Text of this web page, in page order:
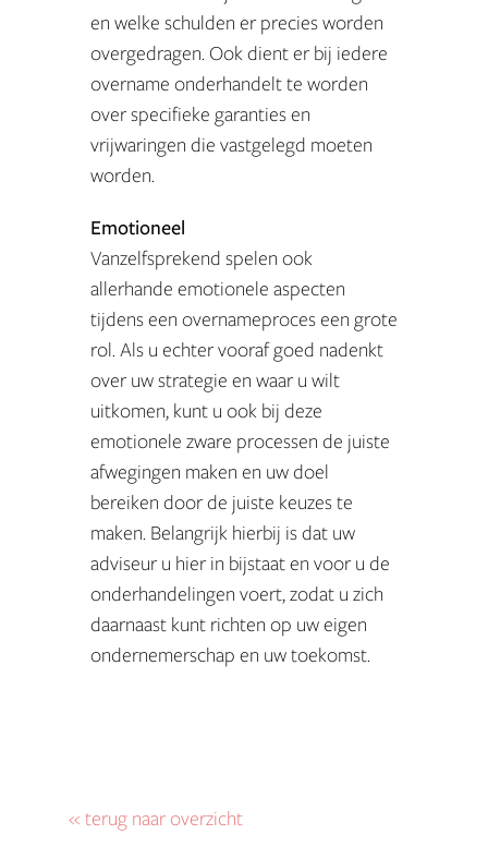
en welke schulden er precies worden
overgedragen. Ook dient er bij iedere
overname onderhandelt te worden
over specifieke garanties en
vrijwaringen die vastgelegd moeten
worden.
Emotioneel
Vanzelfsprekend spelen ook
allerhande emotionele aspecten
tijdens een overnameproces een grote
rol. Als u echter vooraf goed nadenkt
over uw strategie en waar u wilt
uitkomen, kunt u ook bij deze
emotionele zware processen de juiste
afwegingen maken en uw doel
bereiken door de juiste keuzes te
maken. Belangrijk hierbij is dat uw
adviseur u hier in bijstaat en voor u de
onderhandelingen voert, zodat u zich
daarnaast kunt richten op uw eigen
ondernemerschap en uw toekomst.
« terug naar overzicht